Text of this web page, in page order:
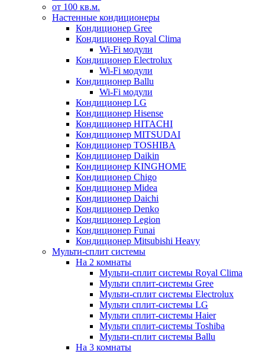
от 100 кв.м.
Настенные кондиционеры
Кондиционер Gree
Кондиционер Royal Clima
Wi-Fi модули
Кондиционер Electrolux
Wi-Fi модули
Кондиционер Ballu
Wi-Fi модули
Кондиционер LG
Кондиционер Hisense
Кондиционер HITACHI
Кондиционер MITSUDAI
Кондиционер TOSHIBA
Кондиционер Daikin
Кондиционер KINGHOME
Кондиционер Chigo
Кондиционер Midea
Кондиционер Daichi
Кондиционер Denko
Кондиционер Legion
Кондиционер Funai
Кондиционер Mitsubishi Heavy
Мульти-сплит системы
На 2 комнаты
Мульти-сплит системы Royal Clima
Мульти сплит-системы Gree
Мульти-сплит системы Electrolux
Мульти сплит-системы LG
Мульти сплит-системы Haier
Мульти сплит-системы Toshiba
Мульти-сплит системы Ballu
На 3 комнаты